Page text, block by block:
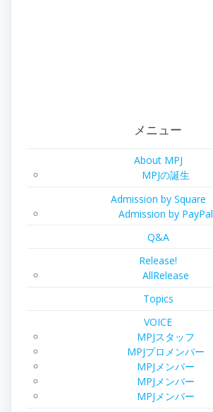
メニュー
About MPJ
MPJの誕生
Admission by Square
Admission by PayPal
Q&A
Release!
AllRelease
Topics
VOICE
MPJスタッフ
MPJプロメンバー
MPJメンバー
MPJメンバー
MPJメンバー